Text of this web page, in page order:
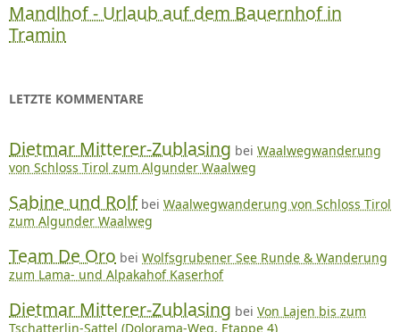
Mandlhof - Urlaub auf dem Bauernhof in
Tramin
LETZTE KOMMENTARE
Dietmar Mitterer-Zublasing bei Waalwegwanderung
von Schloss Tirol zum Algunder Waalweg
Sabine und Rolf bei Waalwegwanderung von Schloss Tirol
zum Algunder Waalweg
Team De Oro bei Wolfsgrubener See Runde & Wanderung
zum Lama- und Alpakahof Kaserhof
Dietmar Mitterer-Zublasing bei Von Lajen bis zum
Tschatterlin-Sattel (Dolorama-Weg, Etappe 4)